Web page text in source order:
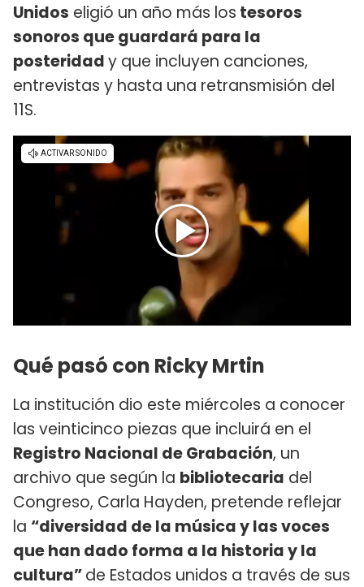
Unidos eligió un año más los tesoros
sonoros que guardará para la
posteridady que incluyen canciones,
entrevistas y hasta una retransmisión del
11S.
Qué pasó con Ricky Mrtin
La institución dio este miércoles a conocer
las veinticinco piezas que incluirá en el
Registro Nacional de Grabación, un
archivo que según la bibliotecaria del
Congreso, Carla Hayden, pretende reflejar
la “diversidad de la música y las voces
que han dado forma a la historia y la
cultura”de Estados unidos a través de sus